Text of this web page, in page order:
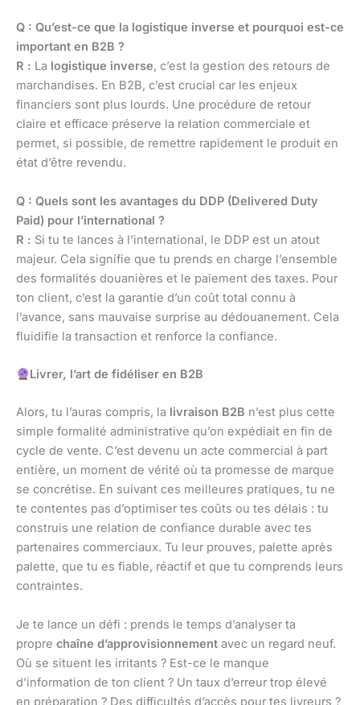
Q : Qu’est-ce que la logistique inverse et pourquoi est-ce
important en B2B ?
R : La logistique inverse, c’est la gestion des retours de
marchandises. En B2B, c’est crucial car les enjeux
financiers sont plus lourds. Une procédure de retour
claire et efficace préserve la relation commerciale et
permet, si possible, de remettre rapidement le produit en
état d’être revendu.
Q : Quels sont les avantages du DDP (Delivered Duty
Paid) pour l’international ?
R : Si tu te lances à l’international, le DDP est un atout
majeur. Cela signifie que tu prends en charge l’ensemble
des formalités douanières et le paiement des taxes. Pour
ton client, c’est la garantie d’un coût total connu à
l’avance, sans mauvaise surprise au dédouanement. Cela
fluidifie la transaction et renforce la confiance.
Livrer, l’art de fidéliser en B2B
Alors, tu l’auras compris, la livraison B2B n’est plus cette
simple formalité administrative qu’on expédiait en fin de
cycle de vente. C’est devenu un acte commercial à part
entière, un moment de vérité où ta promesse de marque
se concrétise. En suivant ces meilleures pratiques, tu ne
te contentes pas d’optimiser tes coûts ou tes délais : tu
construis une relation de confiance durable avec tes
partenaires commerciaux. Tu leur prouves, palette après
palette, que tu es fiable, réactif et que tu comprends leurs
contraintes.
Je te lance un défi : prends le temps d’analyser ta
propre chaîne d’approvisionnement avec un regard neuf.
Où se situent les irritants ? Est-ce le manque
d’information de ton client ? Un taux d’erreur trop élevé
en préparation ? Des difficultés d’accès pour tes livreurs ?